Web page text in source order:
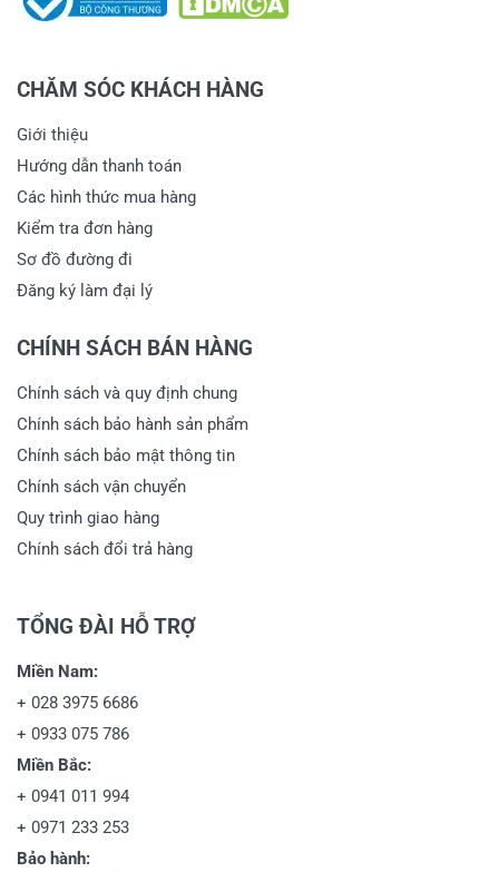
CHĂM SÓC KHÁCH HÀNG
Giới thiệu
Hướng dẫn thanh toán
Các hình thức mua hàng
Kiểm tra đơn hàng
Sơ đồ đường đi
Đăng ký làm đại lý
CHÍNH SÁCH BÁN HÀNG
Chính sách và quy định chung
Chính sách bảo hành sản phẩm
Chính sách bảo mật thông tin
Chính sách vận chuyển
Quy trình giao hàng
Chính sách đổi trả hàng
TỔNG ĐÀI HỖ TRỢ
Miền Nam:
+ 028 3975 6686
+ 0933 075 786
Miền Bắc:
+ 0941 011 994
+ 0971 233 253
Bảo hành: